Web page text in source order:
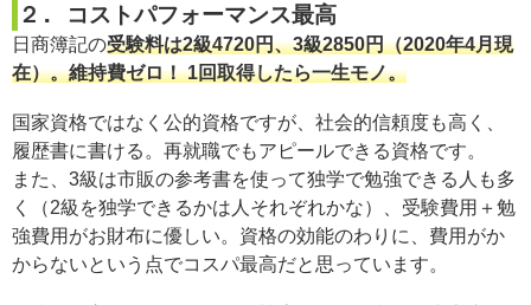
２. コストパフォーマンス最高
日商簿記の受験料は2級4720円、3級2850円（2020年4月現
在）。維持費ゼロ！ 1回取得したら一生モノ。
国家資格ではなく公的資格ですが、社会的信頼度も高く、
履歴書に書ける。再就職でもアピールできる資格です。
また、3級は市販の参考書を使って独学で勉強できる人も多
く（2級を独学できるかは人それぞれかな）、受験費用＋勉
強費用がお財布に優しい。資格の効能のわりに、費用がか
からないという点でコスパ最高だと思っています。